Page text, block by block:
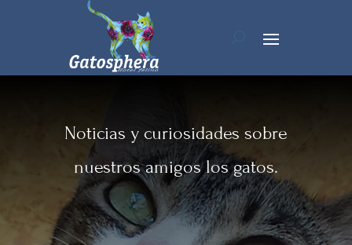
Noticias y curiosidades sobre
nuestros amigos los gatos.